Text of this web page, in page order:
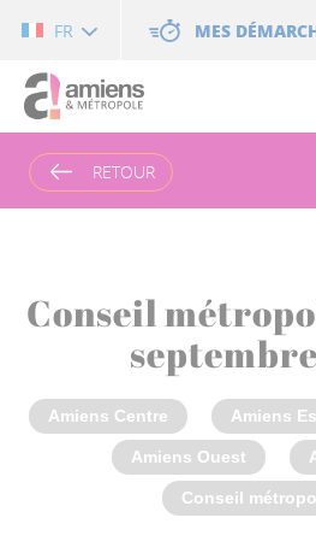
FR MES
RETOUR
Conseil
Amiens Centre Amiens
Amiens Ouest
Conseil